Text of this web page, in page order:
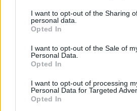
not limited to your visit or usage
grant or deny consent to Google and
use your data for below specified
consent section.
I want to opt-out of the Sharing
personal data.
Opted In
I want to opt-out of the Sale of
Personal Data.
Opted In
I want to opt-out of processing
Personal Data for Targeted
Opted In
Ricevi le nostre
daGoogle News